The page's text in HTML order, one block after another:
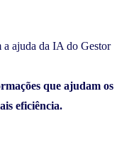
que ajudam os
eficiência.